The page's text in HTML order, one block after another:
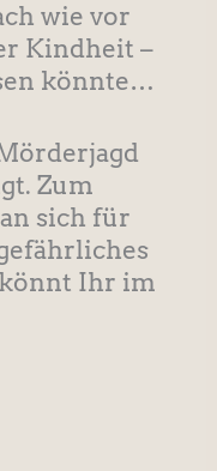
wie vor
Kindheit –
könnte…
Zum
sich für
könnt Ihr im